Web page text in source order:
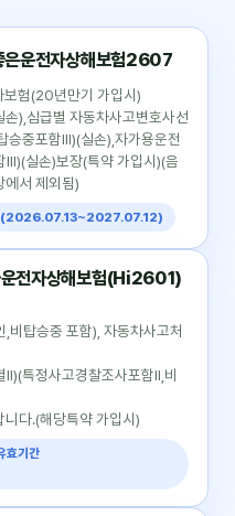
은운전자상해보험2607
험(20년만기 가입시)
),심급별 자동차사고변호사선
승중포함Ⅲ)(실손),자가용운전
Ⅲ)(실손)보장(특약 가입시)(음
에서 제외됨)
(2026.07.13~2027.07.12)
전자상해보험(Hi2601)
비탑승중 포함), 자동차사고처
특정사고경찰조사포함Ⅱ,비
다.(해당특약 가입시)
효기간